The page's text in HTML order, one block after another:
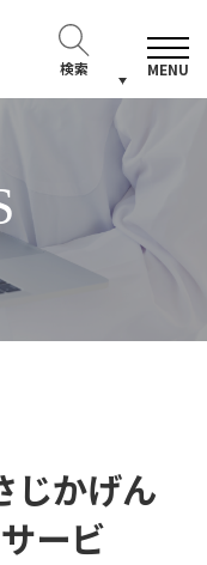
検索 MENU
じかげん
ービ